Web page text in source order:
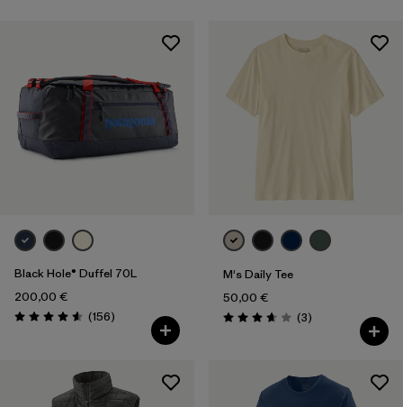
Filter by
Volumen
Black Hole® Duffel 70L
200,00 €
Bewertung: 4.6 / 5
(156Rezensionen
)
M's Daily Tee
50,00 €
Bewertung: 3.7 / 5
(3Rezensionen
)